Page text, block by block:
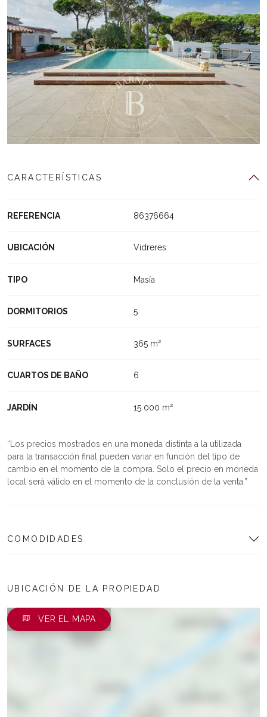
CARACTERÍSTICAS
REFERENCIA 86376664
UBICACIÓN Vidreres
TIPO Masía
DORMITORIOS 5
SURFACES 365 m²
CUARTOS DE BAÑO 6
JARDÍN 15 000 m²
Los precios mostrados en una moneda distinta a la utilizada
para la transacción final pueden variar en función del tipo de
cambio en el momento de la compra. Solo el precio en moneda
local será válido en el momento de la conclusión de la venta.
COMODIDADES
UBICACIÓN DE LA PROPIEDAD
VER EL MAPA